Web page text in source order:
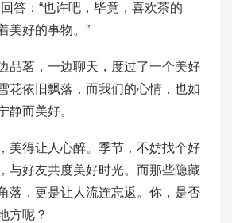
答：“也许吧，毕竟，喜欢茶的
美好的事物。”
品茗，一边聊天，度过了一个美好
花依旧飘落，而我们的心情，也如
静而美好。
美得让人心醉。季节，不妨找个好
与好友共度美好时光。而那些隐藏
落，更是让人流连忘返。你，是否
方呢？